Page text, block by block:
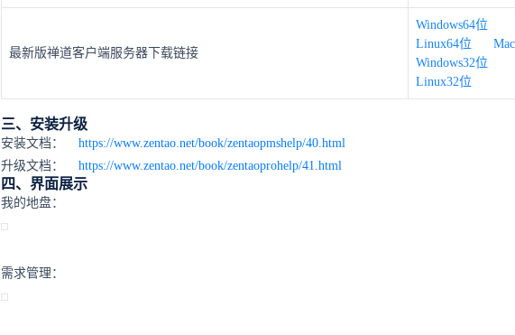
最新版禅道客户端服务器下载链接
Windows64位
Linux64位
Mac
Windows32位
Linux32位
三、安装升级
安装文档： https://www.zentao.net/book/zentaopmshelp/40.html
升级文档： https://www.zentao.net/book/zentaoprohelp/41.html
四、界面展示
我的地盘：
需求管理：